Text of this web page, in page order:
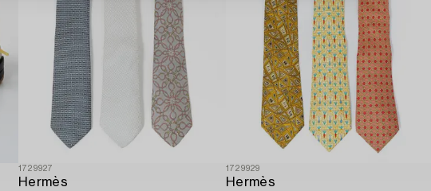
1729927
Hermès
1729929
Hermès